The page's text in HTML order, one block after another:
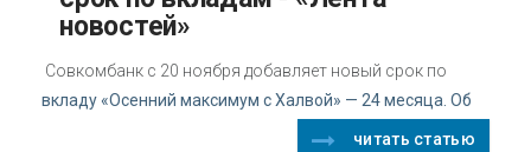
новостей»
Совкомбанк с 20 ноября добавляет новый срок по
вкладу «Осенний максимум с Халвой» — 24 месяца. Об
читать статью